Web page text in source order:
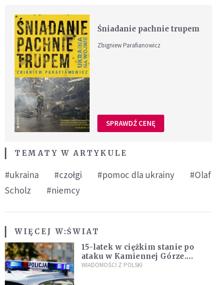
Śniadanie pachnie trupem
Zbigniew Parafianowicz
SPRAWDŹ CENĘ
TEMATY W ARTYKULE
#ukraina #czołgi #pomoc dla ukrainy
#Olaf
Scholz
#niemcy
WIĘCEJ W:ŚWIAT
15-latek w ciężkim stanie po
ataku w Kamiennej Górze.
Policja zatrzymała dwóch
WIADOMOŚCI Z POLSKI